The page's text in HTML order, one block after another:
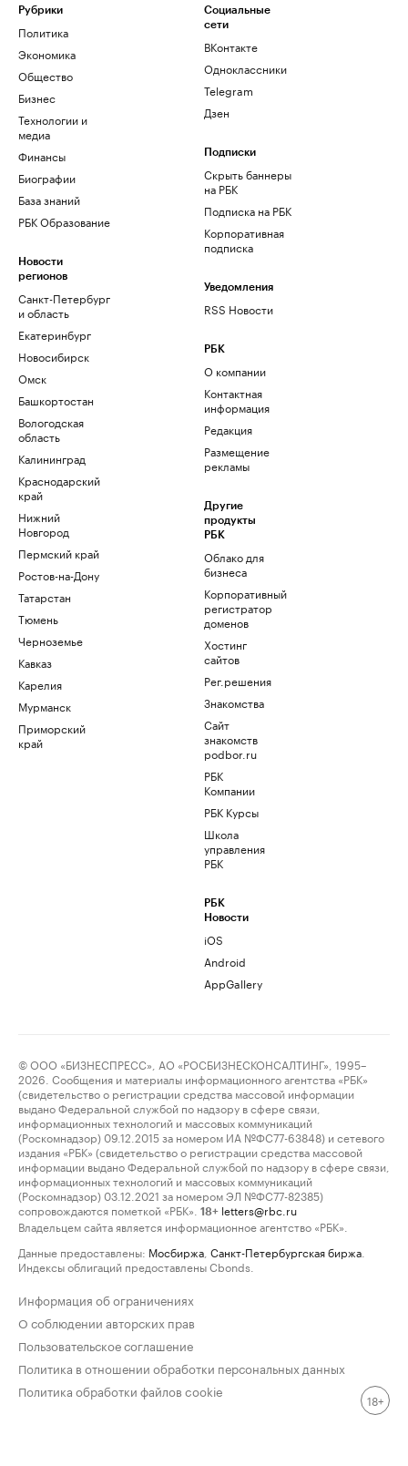
Рубрики
Политика
Экономика
Общество
Бизнес
Технологии и
медиа
Финансы
Биографии
База знаний
РБК Образование
Новости
регионов
Санкт-Петербург
и область
Екатеринбург
Новосибирск
Омск
Башкортостан
Вологодская
область
Калининград
Краснодарский
край
Нижний
Новгород
Пермский край
Ростов-на-Дону
Татарстан
Тюмень
Черноземье
Кавказ
Карелия
Мурманск
Приморский
край
Социальные
сети
ВКонтакте
Одноклассники
Telegram
Дзен
Подписки
Скрыть баннеры
на РБК
Подписка на РБК
Корпоративная
подписка
Уведомления
RSS Новости
РБК
О компании
Контактная
информация
Редакция
Размещение
рекламы
Другие
продукты
РБК
Облако для
бизнеса
Корпоративный
регистратор
доменов
Хостинг
сайтов
Рег.решения
Знакомства
Сайт
знакомств
podbor.ru
РБК
Компании
РБК Курсы
Школа
управления
РБК
РБК
Новости
iOS
Android
AppGallery
© ООО «БИЗНЕСПРЕСС», АО «РОСБИЗНЕСКОНСАЛТИНГ», 1995–
2026. Сообщения и материалы информационного агентства «РБК»
(свидетельство о регистрации средства массовой информации
выдано Федеральной службой по надзору в сфере связи,
информационных технологий и массовых коммуникаций
(Роскомнадзор) 09.12.2015 за номером ИА №ФС77-63848) и сетевого
издания «РБК» (свидетельство о регистрации средства массовой
информации выдано Федеральной службой по надзору в сфере связи,
информационных технологий и массовых коммуникаций
(Роскомнадзор) 03.12.2021 за номером ЭЛ №ФС77-82385)
сопровождаются пометкой «РБК».
18+ letters@rbc.ru
Владельцем сайта является информационное агентство «РБК».
Данные предоставлены: Мосбиржа Санкт-Петербургская биржа
Индексы облигаций предоставлены Cbonds.
Информация об ограничениях
О соблюдении авторских прав
Пользовательское соглашение
Политика в отношении обработки персональных данных
Политика обработки файлов cookie
18+